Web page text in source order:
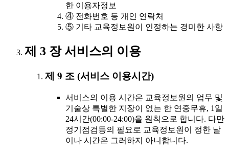
한 이용자정보
④ 전화번호 등 개인 연락처
⑤ 기타 교육정보원이 인정하는 경미한 사항
제 3 장 서비스의 이용
제 9 조 (서비스 이용시간)
서비스의 이용 시간은 교육정보원의 업무 및
기술상 특별한 지장이 없는 한 연중무휴, 1일
24시간(00:00-24:00)을 원칙으로 합니다. 다만
정기점검등의 필요로 교육정보원이 정한 날
이나 시간은 그러하지 아니합니다.